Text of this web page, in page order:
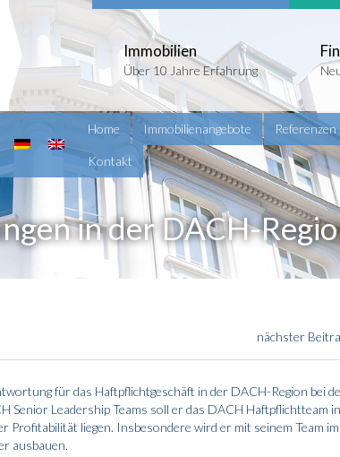
Immobilien
Über 10 Jahre Erfahrung
Home Immobilienangebote Referenzen
Kontakt
in der DACH-
nächster
für das Haftpflichtgeschäft in der DACH-Region bei
Senior Leadership Teams soll er das DACH Haftpflichtteam
liegen. Insbesondere wird er mit seinem Team im
ausbauen.